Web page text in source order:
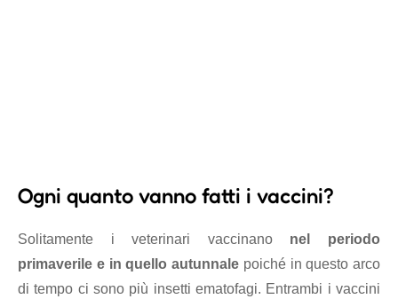
Ogni quanto vanno fatti i vaccini?
Solitamente i veterinari vaccinano nel periodo
primaverile e in quello autunnale poiché in questo arco
di tempo ci sono più insetti ematofagi. Entrambi i vaccini